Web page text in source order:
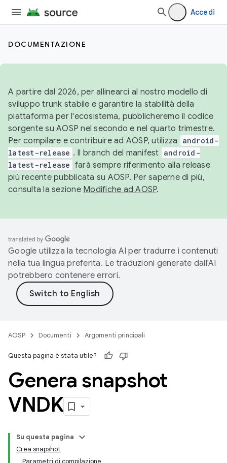
Accedi
DOCUMENTAZIONE
A partire dal 2026, per allinearci al nostro modello di
sviluppo trunk stabile e garantire la stabilità della
piattaforma per l'ecosistema, pubblicheremo il codice
sorgente su AOSP nel secondo e nel quarto trimestre.
Per compilare e contribuire ad AOSP, utilizza
android-
latest-release . Il branch del manifest android-
latest-release farà sempre riferimento alla release
più recente pubblicata su AOSP. Per saperne di più,
consulta la sezione Modifiche ad AOSP.
Google utilizza la tecnologia AI per tradurre i contenuti
nella tua lingua preferita. Le traduzioni generate dall'AI
potrebbero contenere errori.
AOSP Documenti Argomenti principali
Questa pagina è stata utile?
Genera snapshot
VNDK
Su questa pagina
Crea snapshot
Parametri di compilazione